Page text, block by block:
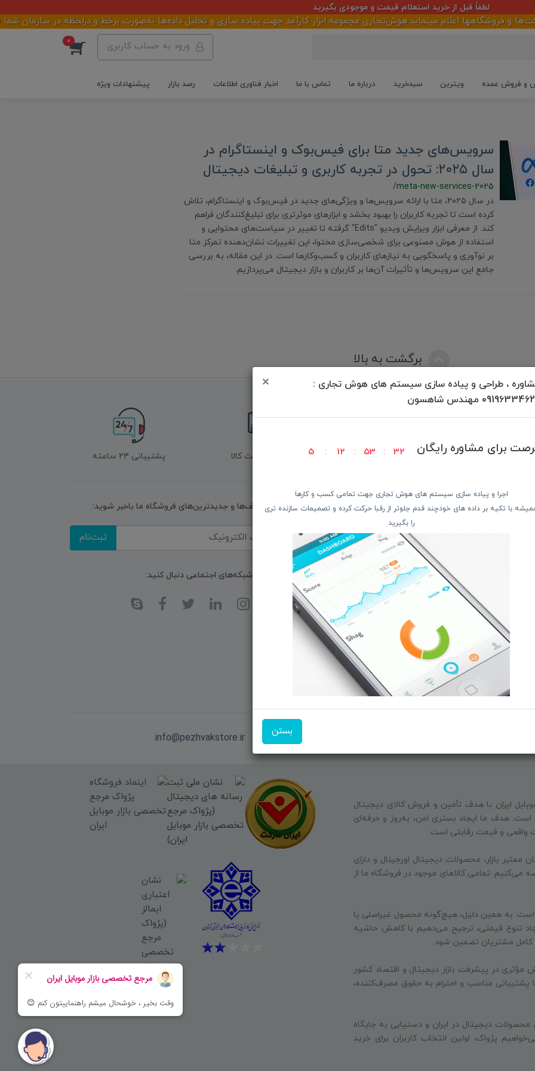
، طراحی و پیاده سازی سیستم های هوش تجاری :
مهندس شاهسون
×
برای مشاوره رایگان 5 12 53 32
اجرا و پیاده سازی سیستم های هوش تجاری جهت تمامی کسب و کارها
با تکیه بر داده های خودچند قدم جلوتر از رقبا حرکت کرده و تصمیمات سازنده تری
را بگیرید
بستن
لطفاً قبل از خرید استعلام قیمت و موجودی بگیرید
اعلام مینماید.هوش‌تجاری مجموعه ابزار کارآمد جهت پیاده سازی و تحلیل داده‌ها به‌صورت برخط و درلحظه در سازمان شما
ورود به حساب کاربری 0
و فروش عمده ویترین سبدخرید درباره ما تماس با ما اخبار فناوری اطلاعات رصد بازار پیشنهادات ویژه
سرویس‌های جدید متا برای فیس‌بوک و اینستاگرام در
سال ۲۰۲۵: تحول در تجربه کاربری و تبلیغات دیجیتال
/meta-new-services-2025
در سال ۲۰۲۵، متا با ارائه سرویس‌ها و ویژگی‌های جدید در فیس‌بوک و اینستاگرام، تلاش
کرده است تا تجربه کاربران را بهبود بخشد و ابزارهای موثرتری برای تبلیغ‌کنندگان فراهم
کند. از معرفی ابزار ویرایش ویدیو "Edits" گرفته تا تغییر در سیاست‌های محتوایی و
استفاده از هوش مصنوعی برای شخصی‌سازی محتوا، این تغییرات نشان‌دهنده تمرکز متا
بر نوآوری و پاسخگویی به نیازهای کاربران و کسب‌وکارها است. در این مقاله، به بررسی
جامع این سرویس‌ها و تأثیرات آن‌ها بر کاربران و بازار دیجیتال می‌پردازیم.
برگشت به بالا
کالا پرداخت در محل ضمانت بازگشت کالا پشتیبانی ۲۴ ساعته
تبــلت
منتخب
انگیز
فروشگاه
دسترسی سریع
صفحه ابتدایی سایت
راهنمای ثبت سفارش
معرفـــی همکــاران
حــــریم خصوصـی
ویتریــن فروشگـــاه
درباره ما بیشتر بدانید
اخبار فناوری اطلاعات
پیگیری مرسوله پستی
دعوت به همکاری
از تخفیف‌ها و جدیدترین‌های فروشگاه ما باخبر شوید:
ثبت‌نام
ما را در شبکه‌های اجتماعی دنبال کنید:
آدرس ایمیل: info@pezhvakstore.ir
ایران با هدف تأمین و فروش کالای دیجیتال
است. هدف ما ایجاد بستری امن، به‌روز و حرفه‌ای
واقعی و قیمت رقابتی است.
بازار، محصولات دیجیتال اورجینال و دارای
می‌کنیم. تمامی کالاهای موجود در فروشگاه ما از
است. به همین دلیل، هیچ‌گونه محصول غیراصلی یا
تنوع قیمتی، ترجیح می‌دهیم با کاهش حاشیه
کامل مشتریان تضمین شود.
در پیشرفت بازار دیجیتال و اقتصاد کشور
با پشتیبانی مناسب و احترام به حقوق مصرف‌کننده،
دیجیتال در ایران و دستیابی به جایگاه
پژواک، اولین انتخاب کاربران برای خرید